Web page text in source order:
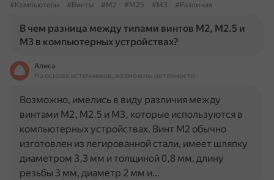
#Компьютеры
#Винты #M2 #M25 #M3 #Различия
В чем разница между типами винтов M2, M2.5 и
M3 в компьютерных устройствах?
Алиса
На основе источников, возможны неточности
Возможно, имелись в виду различия между
винтами M2, M2.5 и M3, которые используются в
компьютерных устройствах. Винт M2 обычно
изготовлен из легированной стали, имеет шляпку
диаметром 3,3 мм и толщиной 0,8 мм, длину
резьбы 3 мм, диаметр 2 мм и…